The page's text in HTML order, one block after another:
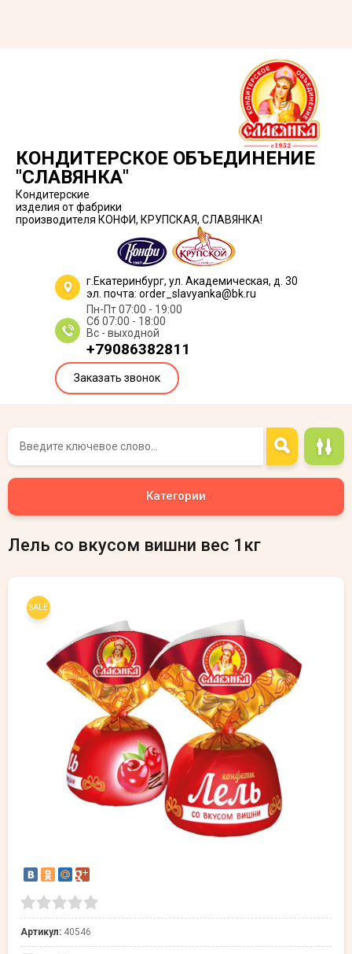
КОНДИТЕРСКОЕ ОБЪЕДИНЕНИЕ
"СЛАВЯНКА"
Кондитерские
изделия от фабрики
производителя КОНФИ, КРУПСКАЯ, СЛАВЯНКА!
г.Екатеринбург, ул. Академическая, д. 30
эл. почта: order_slavyanka@bk.ru
Пн-Пт 07:00 - 19:00
Сб 07:00 - 18:00
Вс - выходной
+79086382811
Заказать звонок
Категории
Лель со вкусом вишни вес 1кг
SALE
Артикул: 40546